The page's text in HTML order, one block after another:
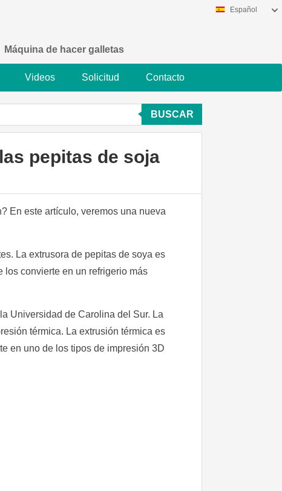
Máquina de hacer galletas
Español
Videos Solicitud Contacto
BUSCAR
pepitas de soja
En este artículo, veremos una nueva
La extrusora de pepitas de soya es
los convierte en un refrigerio más
Universidad de Carolina del Sur. La
térmica. La extrusión térmica es
en uno de los tipos de impresión 3D